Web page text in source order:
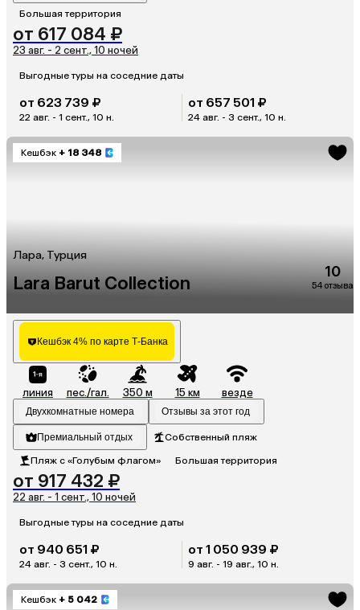
Большая территория
от 617 084 ₽
23 авг. - 2 сент., 10 ночей
Выгодные туры на соседние даты
от 623 739 ₽
22 авг. - 1 сент., 10 н.
от 657 501 ₽
24 авг. - 3 сент., 10 н.
Кешбэк + 18 348
Лара, Турция
Lara Barut Collection
10
54 отзыва
Кешбэк 4% по карте Т-Банка
линия пес./гал. 350 м 15 км везде
Двухкомнатные номера Отзывы за этот год
Премиальный отдых Собственный пляж
Пляж с «Голубым флагом» Большая территория
от 917 432 ₽
22 авг. - 1 сент., 10 ночей
Выгодные туры на соседние даты
от 940 651 ₽
24 авг. - 3 сент., 10 н.
от 1 050 939 ₽
9 авг. - 19 авг., 10 н.
Кешбэк + 5 042